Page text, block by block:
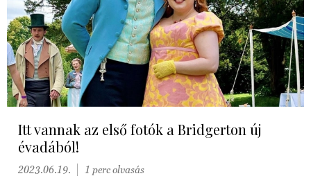
Itt vannak az első fotók a Bridgerton új
évadából!
2023.06.19. 1 perc olvasás